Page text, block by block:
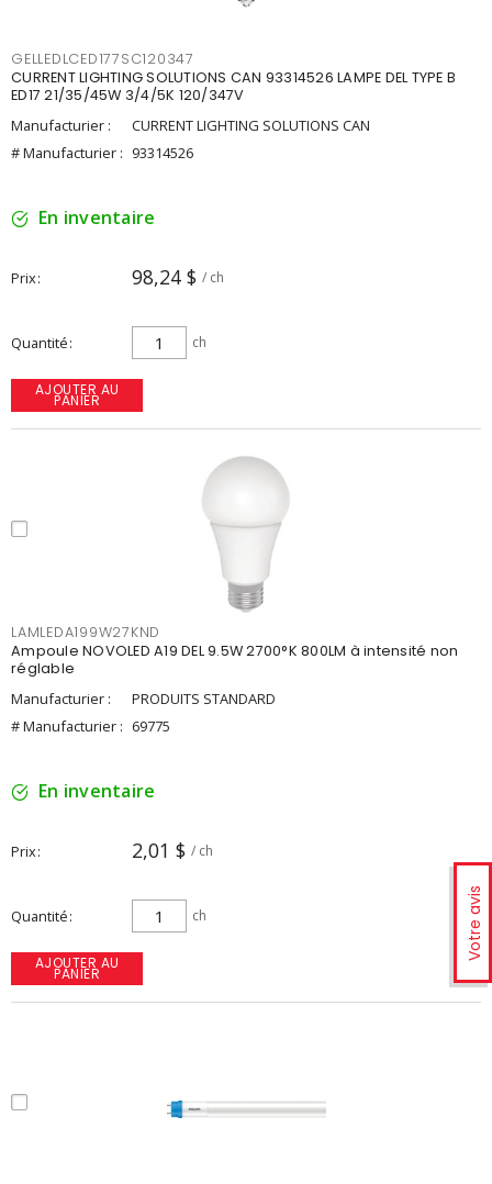
Votre avis
GELLEDLCED177SC120347
CURRENT LIGHTING SOLUTIONS CAN 93314526 LAMPE DEL TYPE B
ED17 21/35/45W 3/4/5K 120/347V
Manufacturier :
CURRENT LIGHTING SOLUTIONS CAN
# Manufacturier : 93314526
En inventaire
Prix 98,24 $ / ch
Quantité ch
AJOUTER AU
PANIER
LAMLEDA199W27KND
Ampoule NOVOLED A19 DEL 9.5W 2700°K 800LM à intensité non
réglable
Manufacturier :
PRODUITS STANDARD
# Manufacturier : 69775
En inventaire
Prix 2,01 $ / ch
Quantité ch
AJOUTER AU
PANIER